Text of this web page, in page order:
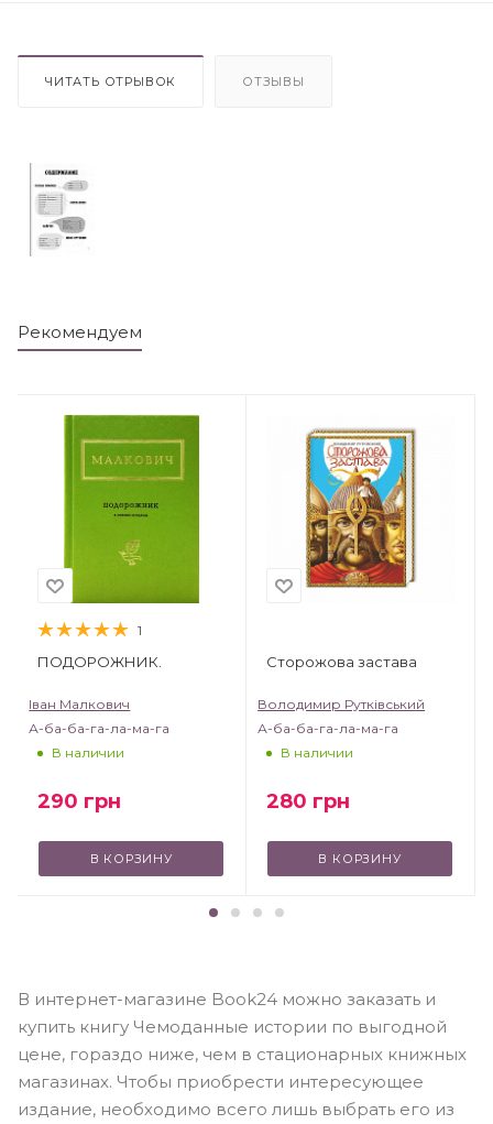
ЧИТАТЬ ОТРЫВОК ОТЗЫВЫ
Рекомендуем
1
ПОДОРОЖНИК.
Іван Малкович
А-ба-ба-га-ла-ма-га
В наличии
290 грн
В КОРЗИНУ
Сторожова застава
Володимир Рутківський
А-ба-ба-га-ла-ма-га
В наличии
280 грн
В КОРЗИНУ
В интернет-магазине Book24 можно заказать и
купить книгу Чемоданные истории по выгодной
цене, гораздо ниже, чем в стационарных книжных
магазинах. Чтобы приобрести интересующее
издание, необходимо всего лишь выбрать его из